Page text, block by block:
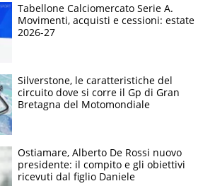
Tabellone Calciomercato Serie A.
Movimenti, acquisti e cessioni: estate
2026-27
Silverstone, le caratteristiche del
circuito dove si corre il Gp di Gran
Bretagna del Motomondiale
Ostiamare, Alberto De Rossi nuovo
presidente: il compito e gli obiettivi
ricevuti dal figlio Daniele